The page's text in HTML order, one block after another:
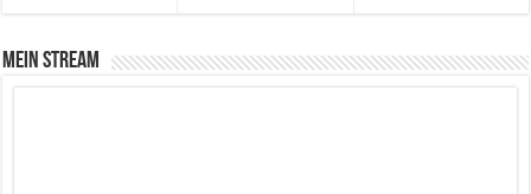
Mein Stream